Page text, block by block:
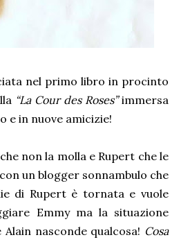
nel primo libro in procinto
“La Cour des Roses”immersa
e in nuove amicizie!
non la molla e Rupert che le
un blogger sonnambulo che
di Rupert è tornata e vuole
Emmy ma la situazione
nasconde qualcosa! Cosa